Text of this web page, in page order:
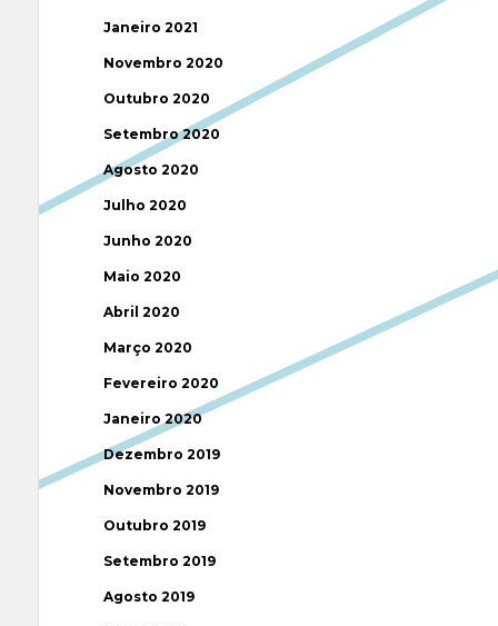
Janeiro 2021
Novembro 2020
Outubro 2020
Setembro 2020
Agosto 2020
Julho 2020
Junho 2020
Maio 2020
Abril 2020
Março 2020
Fevereiro 2020
Janeiro 2020
Dezembro 2019
Novembro 2019
Outubro 2019
Setembro 2019
Agosto 2019